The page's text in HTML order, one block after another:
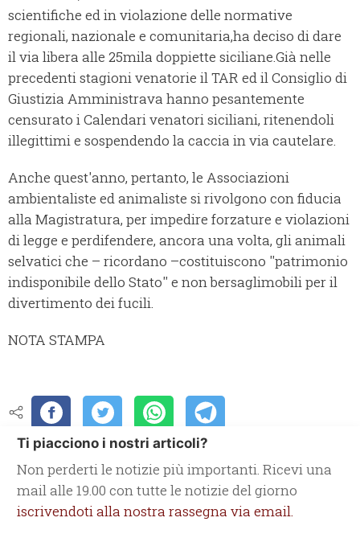
scientifiche ed in violazione delle normative
regionali, nazionale e comunitaria,ha deciso di dare
il via libera alle 25mila doppiette siciliane.Già nelle
precedenti stagioni venatorie il TAR ed il Consiglio di
Giustizia Amministrava hanno pesantemente
censurato i Calendari venatori siciliani, ritenendoli
illegittimi e sospendendo la caccia in via cautelare.
Anche quest'anno, pertanto, le Associazioni
ambientaliste ed animaliste si rivolgono con fiducia
alla Magistratura, per impedire forzature e violazioni
di legge e perdifendere, ancora una volta, gli animali
selvatici che – ricordano –costituiscono ''patrimonio
indisponibile dello Stato'' e non bersaglimobili per il
divertimento dei fucili.
NOTA STAMPA
Ti piacciono i nostri articoli?
Non perderti le notizie più importanti. Ricevi una
mail alle 19.00 con tutte le notizie del giorno
iscrivendoti alla nostra rassegna via email.